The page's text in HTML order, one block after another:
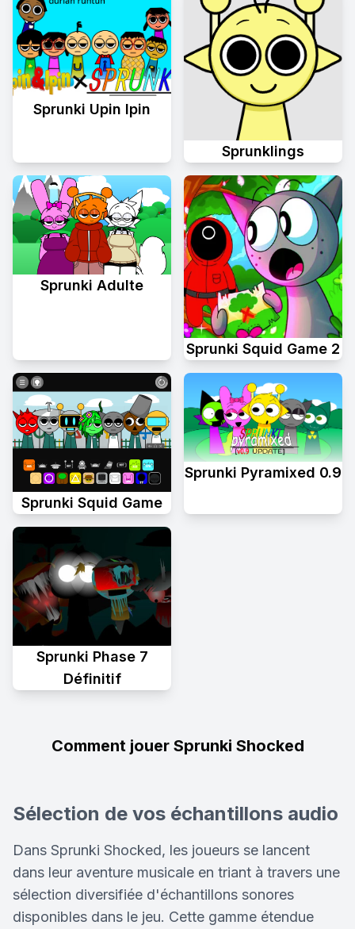
Sprunki Upin Ipin
Sprunklings
Sprunki Adulte
Sprunki Squid Game 2
Sprunki Squid Game
Sprunki Pyramixed 0.9
Sprunki Phase 7
Définitif
Comment jouer Sprunki Shocked
Sélection de vos échantillons audio
Dans Sprunki Shocked, les joueurs se lancent
dans leur aventure musicale en triant à travers une
sélection diversifiée d'échantillons sonores
disponibles dans le jeu. Cette gamme étendue